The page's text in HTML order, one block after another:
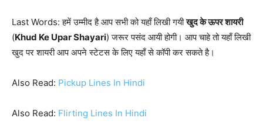
Last Words: हमें उम्मीद है आप सभी को यहाँ लिखी गयीखुद के ऊपर शायरी
(Khud Ke Upar Shayari) जरूर पसंद आयी होगी। आप चाहे तो यहाँ लिखी
खुद पर शायरी आप अपने स्टेटस के लिए यहाँ से कॉपी कर सकते है।
Also Read: Pickup Lines In Hindi
Also Read: Flirting Lines In Hindi